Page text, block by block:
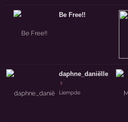
Be Free!!
daphne_daniëlle
♀
Liempde